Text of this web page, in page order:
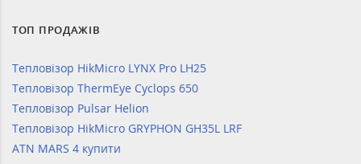
ТОП ПРОДАЖІВ
Тепловізор HikMicro LYNX Pro LH25
Тепловізор ThermEye Cyclops 650
Тепловізор Pulsar Helion
Тепловізор HikMicro GRYPHON GH35L LRF
ATN MARS 4 купити